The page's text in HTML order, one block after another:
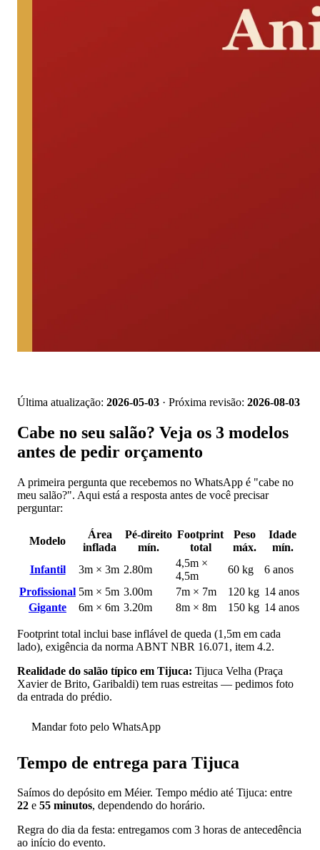
Última atualização: 2026-05-03 · Próxima revisão: 2026-08-03
Cabe no seu salão? Veja os 3 modelos
antes de pedir orçamento
A primeira pergunta que recebemos no WhatsApp é "cabe no
meu salão?". Aqui está a resposta antes de você precisar
perguntar:
Modelo
Área
inflada
Pé-direito
mín.
Footprint
total
Peso
máx.
Idade
mín.
Infantil
3m × 3m 2.80m
4,5m ×
4,5m
60 kg
6 anos
Profissional 5m × 5m 3.00m 7m × 7m 120 kg 14 anos
Gigante
6m × 6m 3.20m 8m × 8m 150 kg 14 anos
Footprint total inclui base inflável de queda (1,5m em cada
lado), exigência da norma ABNT NBR 16.071, item 4.2.
Realidade do salão típico em Tijuca: Tijuca Velha (Praça
Xavier de Brito, Garibaldi) tem ruas estreitas — pedimos foto
da entrada do prédio.
Mandar foto pelo WhatsApp
Tempo de entrega para Tijuca
Saímos do depósito em Méier. Tempo médio até Tijuca: entre
22 e 55 minutos, dependendo do horário.
Regra do dia da festa: entregamos com 3 horas de antecedência
ao início do evento.